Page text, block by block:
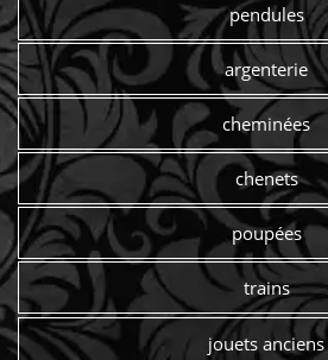
pendules
argenterie
cheminées
chenets
poupées
trains
jouets anciens